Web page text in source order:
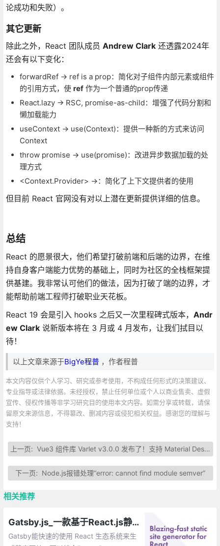
论成功和失败）。
其它更新
除此之外，React 团队成员 Andrew Clark还透露2024年
还会有以下变化：
forwardRef → ref is a prop：简化对子组件内部元素或组件
的引用方式，使 ref作为一个普通的prop传递
React.lazy → RSC, promise-as-child：增强了代码分割和
懒加载能力
useContext → use(Context)：提供一种新的方式来访问
Context
throw promise → use(promise)：改进异步数据加载的处
理方式
<Context.Provider> →：简化了上下文提供者的使用
但目前 React 官网没有对以上潜在更新提供详细的信息。
总结
React 的愿景很大，他们希望打破前端和后端的边界，在维
持自身客户端能力优势的基础上，同时为社区的全栈框架提
供基建。我非常认可他们的做法，因为打破了端的边界，才
能帮助前端工程师打破职业天花板。
React 19 会是引入 hooks 之后又一次里程碑式版本， Andr
ew Clark说新版本将在 3 月或 4 月发布，让我们拭目以
待！
以上文章来源于BigYe程普，作者程普
本文内容仅供个人学习、研究或参考使用，不构成任何形式的决策建议、
专业指导或法律依据。未经授权，禁止任何单位或个人以商业售卖、虚假
宣传、侵权传播等非学习研究目的使用本文内容。如需分享或转载，请保
留原文来源信息，不得篡改、删减内容或侵犯相关权益。感谢您的理解与
支持！
上一页:Vue3 组件库 Varlet v3.0.0 发布了！支持 Material Design 3
下一页: Node.js报错处理“error: cannot find module semver”
相关推荐
Gatsby.js_一款基于React.js静态站点生成工具
Gatsby能快速的使用 React 生态系统来生